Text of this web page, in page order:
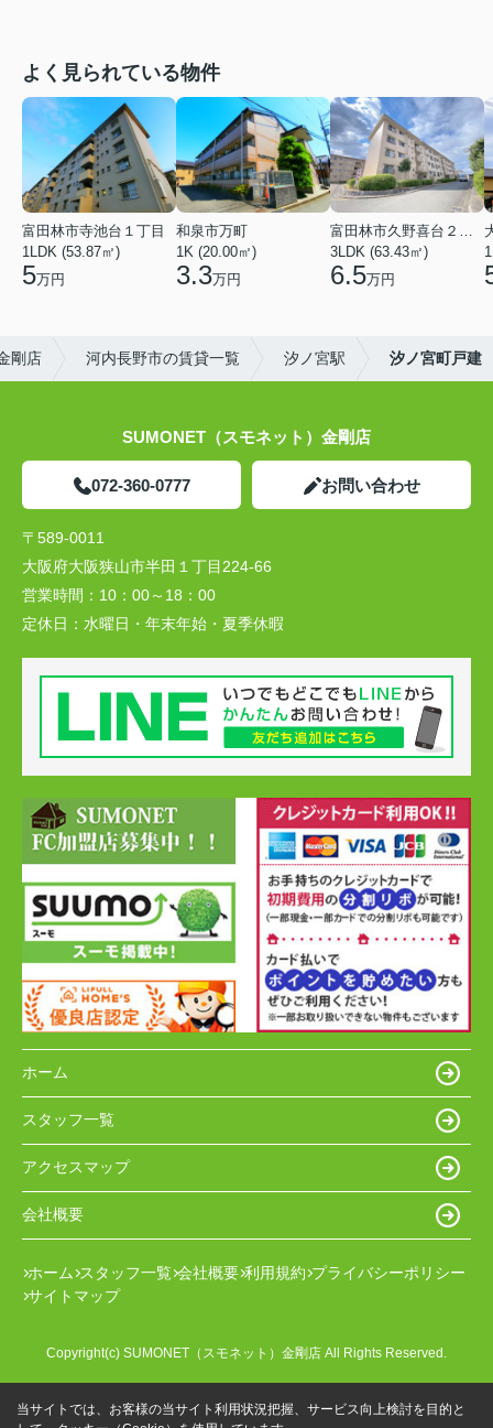
よく見られている物件
富田林市寺池台１丁目
1LDK (53.87㎡)
5万円
和泉市万町
1K (20.00㎡)
3.3万円
富田林市久野喜台２丁目
3LDK (63.43㎡)
6.5万円
剛店 河内長野市の賃貸一覧 汐ノ宮駅 汐ノ宮町戸建
SUMONET（スモネット）金剛店
072-360-0777 お問い合わせ
〒589-0011
大阪府大阪狭山市半田１丁目224-66
営業時間： 10：00～18：00
定休日： 水曜日・年末年始・夏季休暇
ホーム
スタッフ一覧
アクセスマップ
会社概要
ホーム スタッフ一覧 会社概要 利用規約 プライバシーポリシー
サイトマップ
Copyright(c) SUMONET（スモネット）金剛店 All Rights Reserved.
当サイトでは、お客様の当サイト利用状況把握、サービス向上検討を目的と